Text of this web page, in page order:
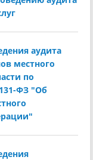
аудита
местного
по
ФЗ "Об